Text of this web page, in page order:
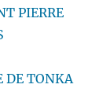
PIERRE
DE TONKA